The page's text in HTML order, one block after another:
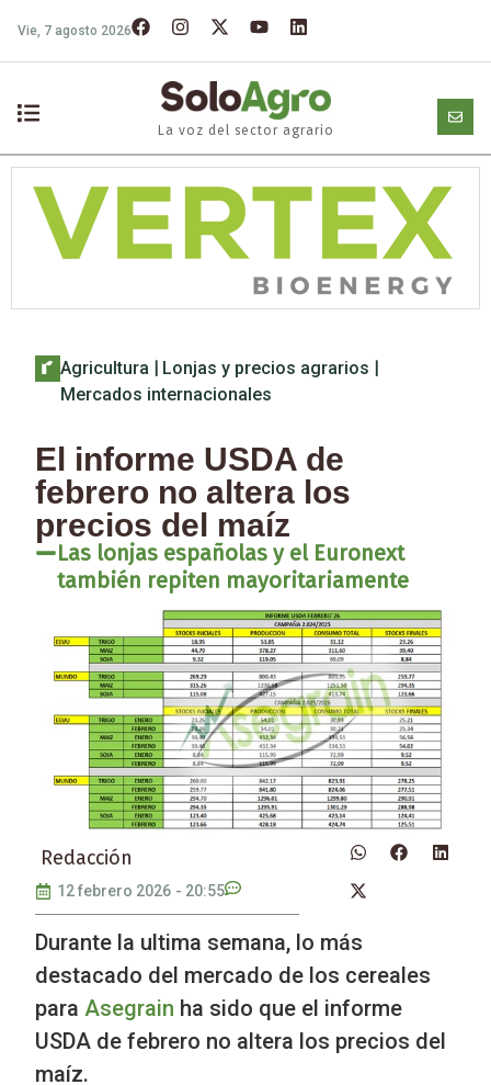
Vie, 7 agosto 2026
La voz del sector agrario
Agricultura | Lonjas y precios agrarios |
Mercados internacionales
El informe USDA de
febrero no altera los
precios del maíz
Las lonjas españolas y el Euronext
también repiten mayoritariamente
Redacción
12 febrero 2026 - 20:55
Durante la ultima semana, lo más
destacado del mercado de los cereales
para Asegrain ha sido que el informe
USDA de febrero no altera los precios del
maíz.